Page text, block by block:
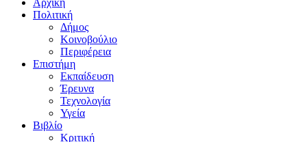
Αρχική
Πολιτική
Δήμος
Κοινοβούλιο
Περιφέρεια
Επιστήμη
Εκπαίδευση
Έρευνα
Τεχνολογία
Υγεία
Βιβλίο
Κριτική